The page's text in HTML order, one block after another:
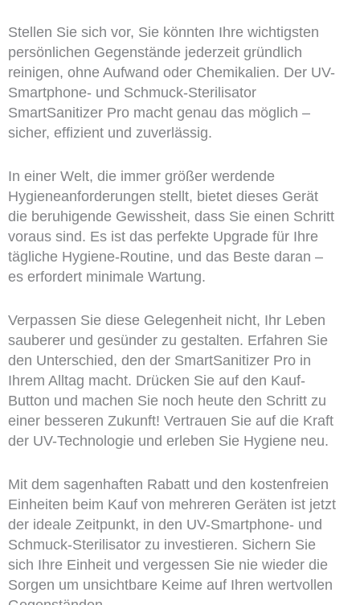
Stellen Sie sich vor, Sie könnten Ihre wichtigsten
persönlichen Gegenstände jederzeit gründlich
reinigen, ohne Aufwand oder Chemikalien. Der UV-
Smartphone- und Schmuck-Sterilisator
SmartSanitizer Pro macht genau das möglich –
sicher, effizient und zuverlässig.
In einer Welt, die immer größer werdende
Hygieneanforderungen stellt, bietet dieses Gerät
die beruhigende Gewissheit, dass Sie einen Schritt
voraus sind. Es ist das perfekte Upgrade für Ihre
tägliche Hygiene-Routine, und das Beste daran –
es erfordert minimale Wartung.
Verpassen Sie diese Gelegenheit nicht, Ihr Leben
sauberer und gesünder zu gestalten. Erfahren Sie
den Unterschied, den der SmartSanitizer Pro in
Ihrem Alltag macht. Drücken Sie auf den Kauf-
Button und machen Sie noch heute den Schritt zu
einer besseren Zukunft! Vertrauen Sie auf die Kraft
der UV-Technologie und erleben Sie Hygiene neu.
Mit dem sagenhaften Rabatt und den kostenfreien
Einheiten beim Kauf von mehreren Geräten ist jetzt
der ideale Zeitpunkt, in den UV-Smartphone- und
Schmuck-Sterilisator zu investieren. Sichern Sie
sich Ihre Einheit und vergessen Sie nie wieder die
Sorgen um unsichtbare Keime auf Ihren wertvollen